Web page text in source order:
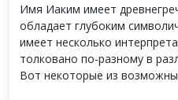
Имя Иаким имеет
обладает глубоким
имеет несколько
толковано по-разному в
Вот некоторые из